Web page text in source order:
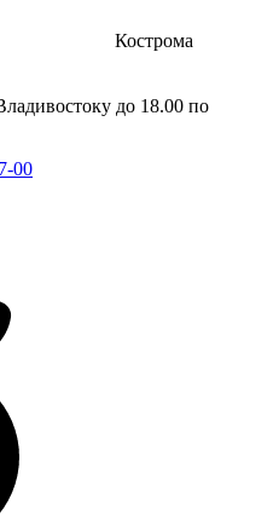
Кострома
до 18.00 по
00